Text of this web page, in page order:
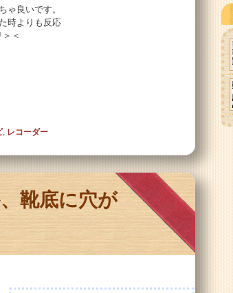
ゃ良いです。
時よりも反応
＜
, レコーダー
靴底に穴が